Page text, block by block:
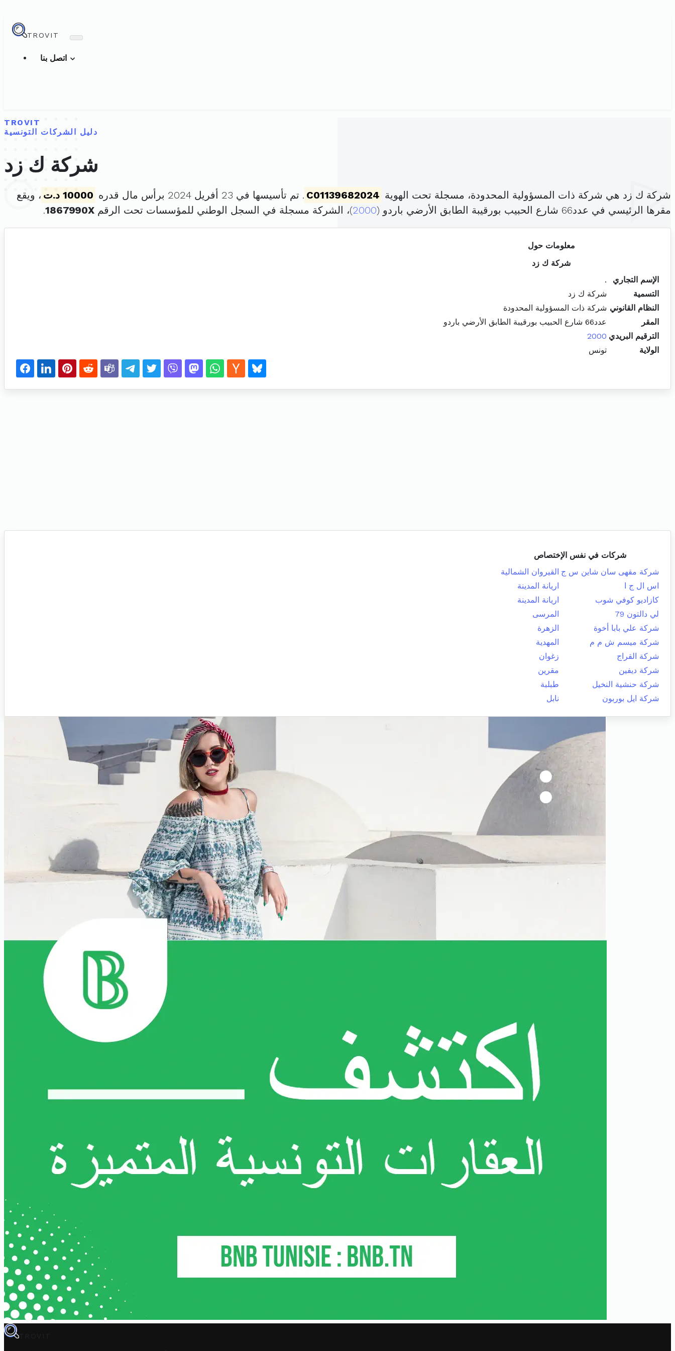
TROVIT
TROVIT
دليل الشركات التونسية
شركة ك زد
شركة ك زد هي شركة ذات المسؤولية المحدودة، مسجلة تحت الهوية C01139682024 . تم تأسيسها في 23 أفريل 2024 برأس مال قدره 10000 د.ت
، ويقع
مقرها الرئيسي في عدد66 شارع الحبيب بورقيبة الطابق الأرضي باردو (
2000)، الشركة مسجلة في السجل الوطني للمؤسسات تحت الرقم 1867990X
.
معلومات حول
شركة ك زد
الإسم التجاري
.
التسمية
شركة ك زد
النظام القانوني شركة ذات المسؤولية المحدودة
المقر
عدد66 شارع الحبيب بورقيبة الطابق الأرضي باردو
الترقيم البريدي 2000
الولاية
تونس
شركات في نفس الإختصاص
شركة مقهى سان شاين س ج القيروان الشمالية
اس ال ج ا
اريانة المدينة
كازاديو كوفي شوب
اريانة المدينة
لي دالتون 79
المرسى
شركة علي بابا أخوة
الزهرة
شركة ميسم ش م م
المهدية
شركة القراج
زغوان
شركة ديفين
مقرين
شركة حنشية النخيل
طبلبة
شركة ايل بوربون
نابل
TROVIT